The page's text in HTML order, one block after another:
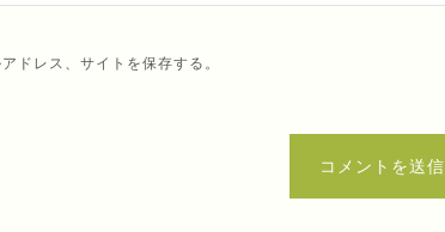
ドレス、サイトを保存する。
コメントを送信